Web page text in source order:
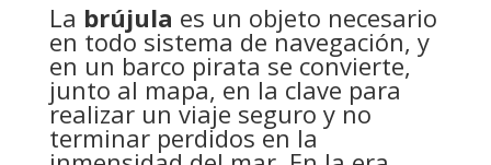
La brújula es un objeto necesario
en todo sistema de navegación, y
en un barco pirata se convierte,
junto al mapa, en la clave para
realizar un viaje seguro y no
terminar perdidos en la